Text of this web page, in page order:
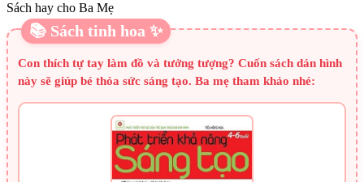
Sách hay cho Ba Mẹ
📚 Sách tinh hoa ✨
Con thích tự tay làm đồ và tưởng tượng? Cuốn sách dán hình
này sẽ giúp bé thỏa sức sáng tạo. Ba mẹ tham khảo nhé: